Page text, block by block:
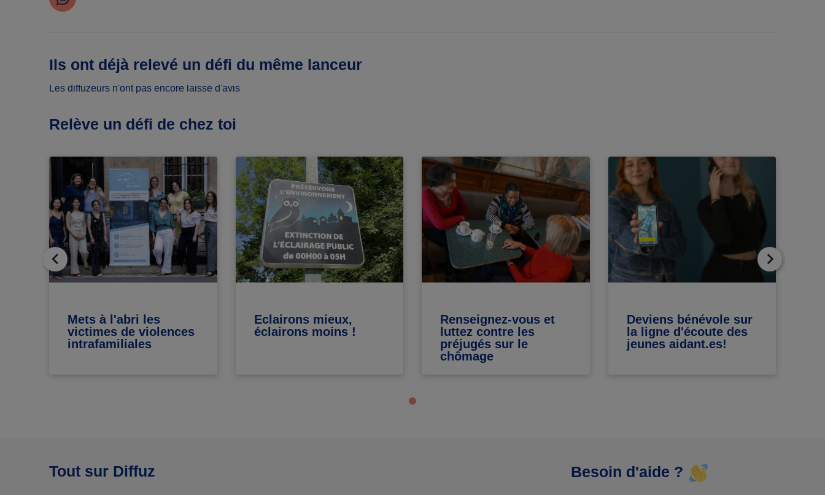
Ils ont déjà relevé un défi du même lanceur
Les diffuzeurs n'ont pas encore laissé d'avis
Relève un défi de chez toi
Mets à l'abri les
victimes de violences
intrafamiliales
Eclairons mieux,
éclairons moins !
Renseignez-vous et
luttez contre les
préjugés sur le
chômage
Deviens bénévole sur
la ligne d'écoute des
jeunes aidant.es!
Tout sur Diffuz Besoin d'aide ?